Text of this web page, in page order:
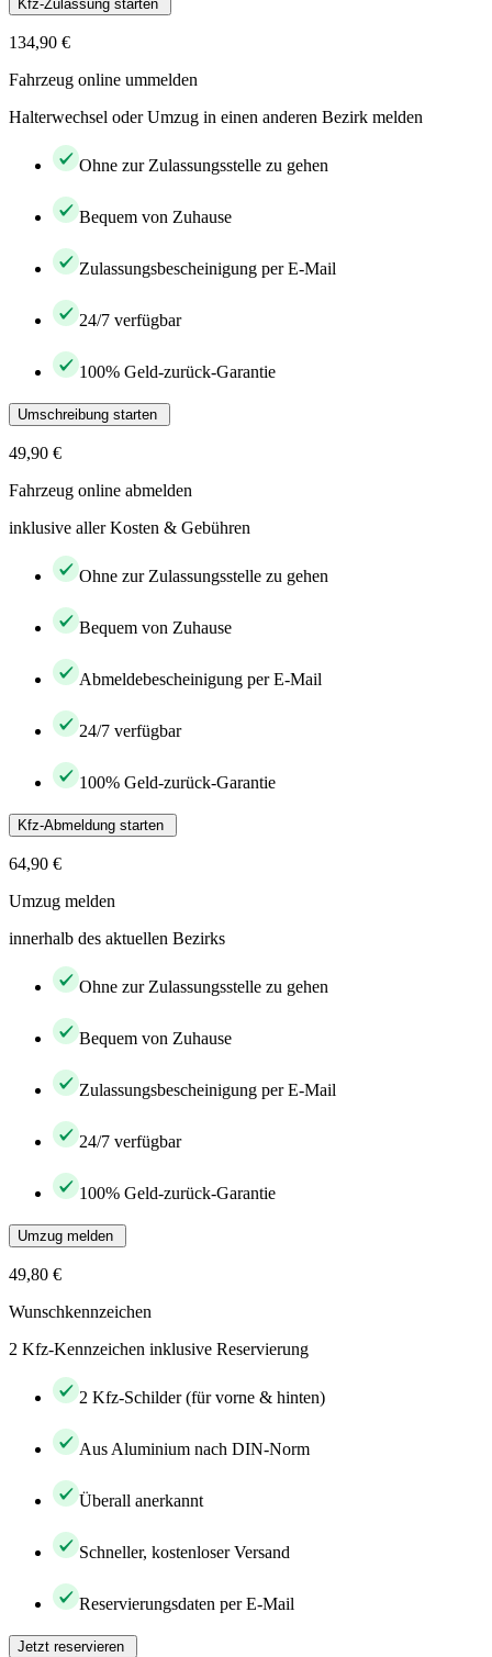
Kfz-Zulassung starten
134,90 €
Fahrzeug online ummelden
Halterwechsel oder Umzug in einen anderen Bezirk melden
Ohne zur Zulassungsstelle zu gehen
Bequem von Zuhause
Zulassungsbescheinigung per E-Mail
24/7 verfügbar
100% Geld-zurück-Garantie
Umschreibung starten
49,90 €
Fahrzeug online abmelden
inklusive aller Kosten & Gebühren
Ohne zur Zulassungsstelle zu gehen
Bequem von Zuhause
Abmeldebescheinigung per E-Mail
24/7 verfügbar
100% Geld-zurück-Garantie
Kfz-Abmeldung starten
64,90 €
Umzug melden
innerhalb des aktuellen Bezirks
Ohne zur Zulassungsstelle zu gehen
Bequem von Zuhause
Zulassungsbescheinigung per E-Mail
24/7 verfügbar
100% Geld-zurück-Garantie
Umzug melden
49,80 €
Wunschkennzeichen
2 Kfz-Kennzeichen inklusive Reservierung
2 Kfz-Schilder (für vorne & hinten)
Aus Aluminium nach DIN-Norm
Überall anerkannt
Schneller, kostenloser Versand
Reservierungsdaten per E-Mail
Jetzt reservieren